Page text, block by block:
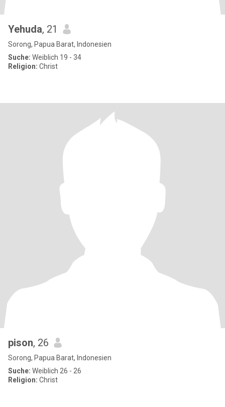
Yehuda, 21
Sorong, Papua Barat, Indonesien
Suche: Weiblich 19 - 34
Religion: Christ
pison, 26
Sorong, Papua Barat, Indonesien
Suche: Weiblich 26 - 26
Religion: Christ